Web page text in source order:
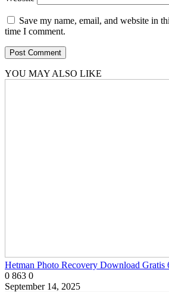
Save my name, email, and website in
time I comment.
YOU MAY ALSO LIKE
Hetman Photo Recovery Download Gratis
0 863 0
September 14, 2025